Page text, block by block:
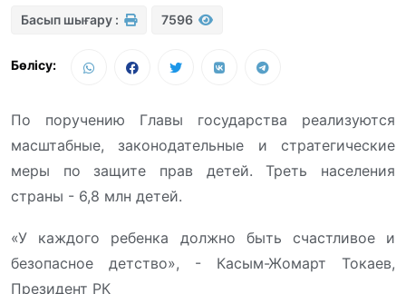
Басып шығару : 7596
Бөлісу:
По поручению Главы государства реализуются
масштабные, законодательные и стратегические
меры по защите прав детей. Треть населения
страны - 6,8 млн детей.
«У каждого ребенка должно быть счастливое и
безопасное детство», - Касым-Жомарт Токаев,
Президент РК